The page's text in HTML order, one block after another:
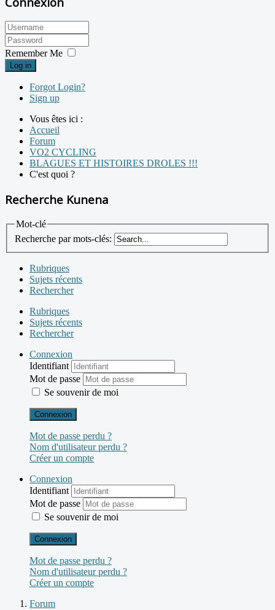
Remember Me
Log in
Forgot Login?
Sign up
Vous êtes ici :
Accueil
Forum
VO2 CYCLING
BLAGUES ET HISTOIRES DROLES !!!
C'est quoi ?
Recherche Kunena
Mot-clé
Recherche par mots-clés:
Rubriques
Sujets récents
Rechercher
Rubriques
Sujets récents
Rechercher
Connexion
Identifiant
Mot de passe
Se souvenir de moi
Connexion
Mot de passe perdu ?
Nom d'utilisateur perdu ?
Créer un compte
Connexion
Identifiant
Mot de passe
Se souvenir de moi
Connexion
Mot de passe perdu ?
Nom d'utilisateur perdu ?
Créer un compte
Forum